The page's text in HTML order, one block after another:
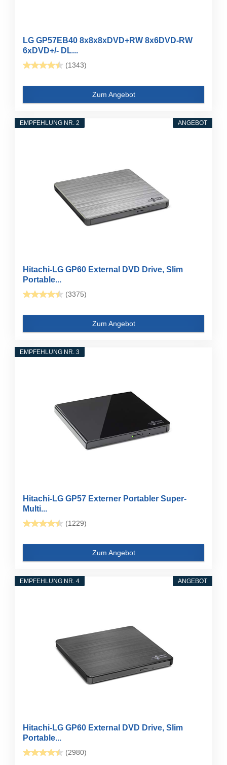
LG GP57EB40 8x8x8xDVD+RW 8x6DVD-RW
6xDVD+/- DL...
(1343)
Zum Angebot
ANGEBOT
EMPFEHLUNG NR. 2
Hitachi-LG GP60 External DVD Drive, Slim
Portable...
(3375)
Zum Angebot
EMPFEHLUNG NR. 3
Hitachi-LG GP57 Externer Portabler Super-
Multi...
(1229)
Zum Angebot
ANGEBOT
EMPFEHLUNG NR. 4
Hitachi-LG GP60 External DVD Drive, Slim
Portable...
(2980)